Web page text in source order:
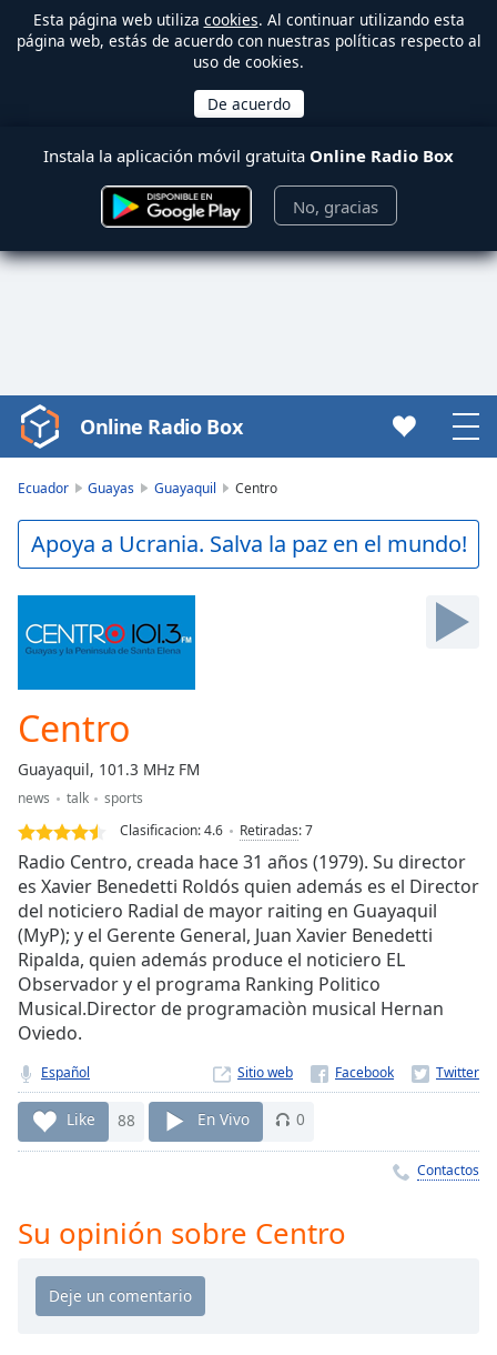
Esta página web utiliza cookies. Al continuar utilizando esta
página web, estás de acuerdo con nuestras políticas respecto al
uso de cookies.
Instala la aplicación móvil gratuita Online Radio Box
No, gracias
Video
Player
Play
Video
Skip
Forward
Mute
Current
Time0:00
Duration
-:-
Loaded
0.00%
Stream
TypeLIVE
Seek to
live,
currently
behind
live LIVE
Remaining
Time-
1x
Playback
Rate
Chapters
descriptions
Online Radio Box
Ecuador Guayas Guayaquil Centro
Apoya a Ucrania. Salva la paz en el mundo!
Centro
Guayaquil, 101.3 MHz FM
news talk
sports
Clasificacion:4.6 Retiradas:7
Radio Centro, creada hace 31 años (1979). Su director
es Xavier Benedetti Roldós quien además es el Director
del noticiero Radial de mayor raiting en Guayaquil
(MyP); y el Gerente General, Juan Xavier Benedetti
Ripalda, quien además produce el noticiero EL
Observador y el programa Ranking Politico
Musical.Director de programaciòn musical Hernan
Oviedo.
Español Sitio web
Like 88 En Vivo 0
Contactos
Su opinión sobre Centro